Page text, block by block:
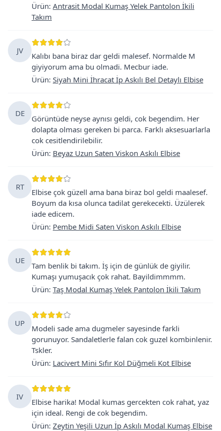
Ürün: Antrasit Modal Kumaş Yelek Pantolon İkili
Takım
JV
Kalıbı bana biraz dar geldi malesef. Normalde M
giyiyorum ama bu olmadi. Mecbur iade.
Ürün: Siyah Mini İhracat İp Askılı Bel Detaylı Elbise
DE
Görüntüde neyse aynısı geldi, cok begendim. Her
dolapta olması gereken bi parca. Farklı aksesuarlarla
cok cesitlendirilebilir.
Ürün: Beyaz Uzun Saten Viskon Askılı Elbise
RT
Elbise çok güzell ama bana biraz bol geldi maalesef.
Boyum da kısa olunca tadilat gerekecekti. Üzülerek
iade edicem.
Ürün: Pembe Midi Saten Viskon Askılı Elbise
UE
Tam benlik bi takım. İş için de günlük de giyilir.
Kumaşı yumuşacık çok rahat. Bayildimmmm.
Ürün: Taş Modal Kumaş Yelek Pantolon İkili Takım
UP
Modeli sade ama dugmeler sayesinde farkli
gorunuyor. Sandaletlerle falan cok guzel kombinlenir.
Tskler.
Ürün: Lacivert Mini Sıfır Kol Düğmeli Kot Elbise
IV
Elbise harika! Modal kumas gercekten cok rahat, yaz
için ideal. Rengi de cok begendim.
Ürün: Zeytin Yeşili Uzun İp Askılı Modal Kumaş Elbise